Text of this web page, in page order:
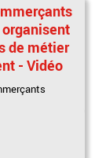
de métier
- Vidéo